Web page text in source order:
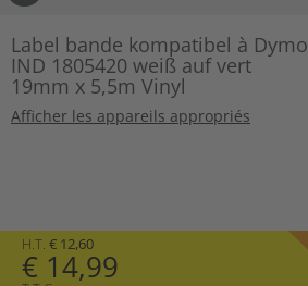
Label bande kompatibel à Dymo
IND 1805420 weiß auf vert
19mm x 5,5m Vinyl
Afficher les appareils appropriés
H.T. € 12,60
€ 14,99